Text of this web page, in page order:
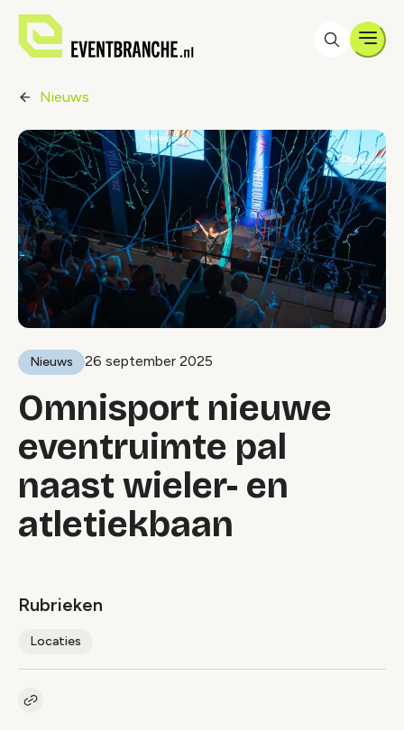
Nieuws
Nieuws 26 september 2025
Omnisport nieuwe
eventruimte pal
naast wieler- en
atletiekbaan
Rubrieken
Locaties
Kopieer link naar artikel